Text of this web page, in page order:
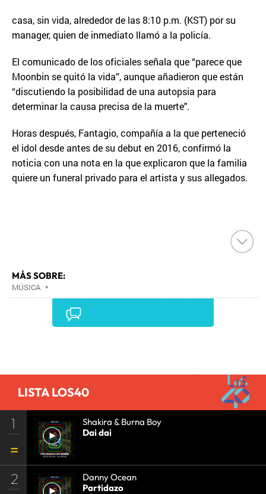
casa, sin vida, alrededor de las 8:10 p.m. (KST) por su
manager, quien de inmediato llamó a la policía.
El comunicado de los oficiales señala que “parece que
Moonbin se quitó la vida”, aunque añadieron que están
“discutiendo la posibilidad de una autopsia para
determinar la causa precisa de la muerte".
Horas después, Fantagio, compañía a la que perteneció
el idol desde antes de su debut en 2016, confirmó la
noticia con una nota en la que explicaron que la familia
quiere un funeral privado para el artista y sus allegados.
MÁS SOBRE:
MÚSICA •
LISTA LOS40
1
Shakira & Burna Boy
Dai dai
2
Danny Ocean
Partidazo